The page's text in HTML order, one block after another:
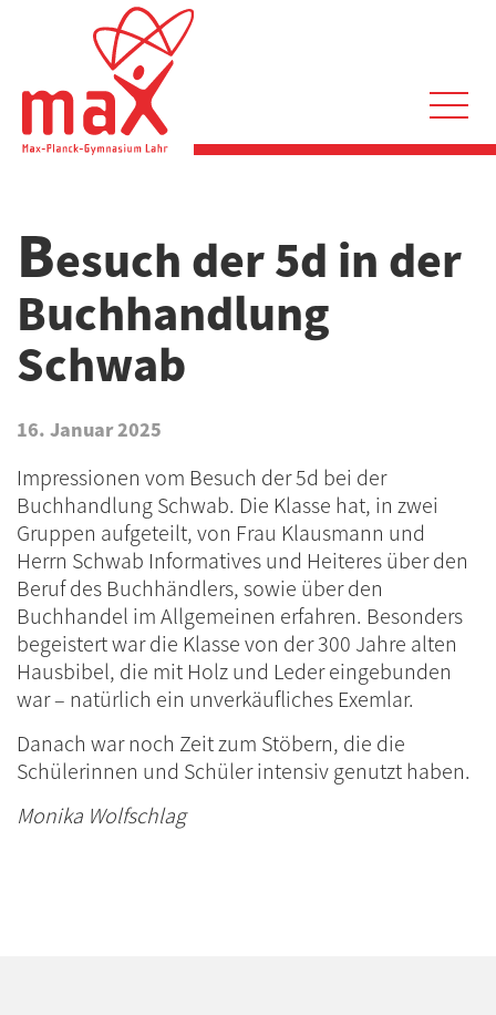
Hauptnavigation
Besuch der 5d in der
Buchhandlung
Schwab
16. Januar 2025
Impressionen vom Besuch der 5d bei der
Buchhandlung Schwab. Die Klasse hat, in zwei
Gruppen aufgeteilt, von Frau Klausmann und
Herrn Schwab Informatives und Heiteres über den
Beruf des Buchhändlers, sowie über den
Buchhandel im Allgemeinen erfahren. Besonders
begeistert war die Klasse von der 300 Jahre alten
Hausbibel, die mit Holz und Leder eingebunden
war – natürlich ein unverkäufliches Exemlar.
Danach war noch Zeit zum Stöbern, die die
Schülerinnen und Schüler intensiv genutzt haben.
Monika Wolfschlag